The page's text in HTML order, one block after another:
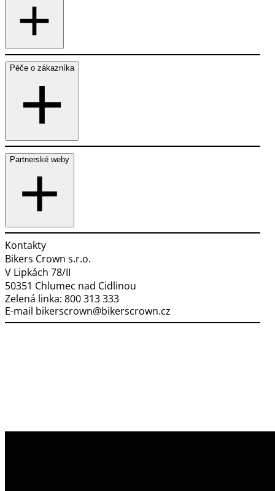
Péče o zákazníka
Partnerské weby
Kontakty
Bikers Crown s.r.o.
V Lipkách 78/II
50351 Chlumec nad Cidlinou
Zelená linka: 800 313 333
E-mail bikerscrown@bikerscrown.cz